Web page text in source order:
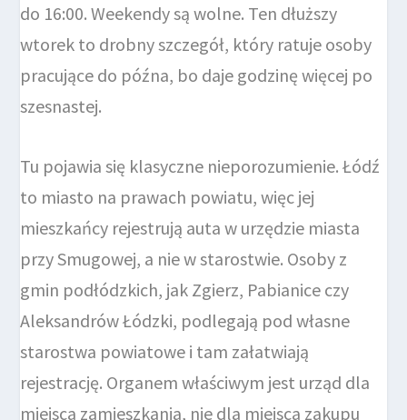
do 16:00. Weekendy są wolne. Ten dłuższy
wtorek to drobny szczegół, który ratuje osoby
pracujące do późna, bo daje godzinę więcej po
szesnastej.
Tu pojawia się klasyczne nieporozumienie. Łódź
to miasto na prawach powiatu, więc jej
mieszkańcy rejestrują auta w urzędzie miasta
przy Smugowej, a nie w starostwie. Osoby z
gmin podłódzkich, jak Zgierz, Pabianice czy
Aleksandrów Łódzki, podlegają pod własne
starostwa powiatowe i tam załatwiają
rejestrację. Organem właściwym jest urząd dla
miejsca zamieszkania, nie dla miejsca zakupu